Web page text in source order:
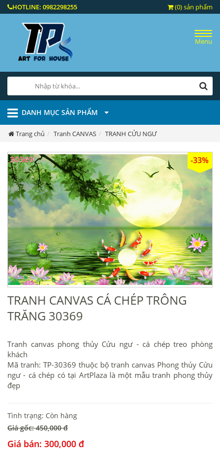
HOTLINE: 0982298255 (0) sản phẩm
Menu
DANH MỤC SẢN PHẨM
Trang chủ Tranh CANVAS TRANH CỬU NGƯ
-33%
TRANH CANVAS CÁ CHÉP TRÔNG
TRĂNG 30369
Tranh canvas phong thủy Cửu ngư - cá chép treo phòng
khách
Mã tranh: TP-30369 thuộc bộ tranh canvas Phong thủy Cửu
ngư - cá chép có tại ArtPlaza là một mẫu tranh phong thủy
đẹp
Tình trạng: Còn hàng
Giá gốc: 450,000 đ
Giá bán: 300,000 đ